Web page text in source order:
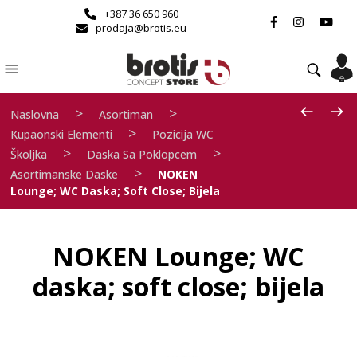
+387 36 650 960
prodaja@brotis.eu
Naslovna > Asortiman >
Kupaonski Elementi >
Pozicija WC
Školjka
> Daska Sa Poklopcem >
Asortimanske Daske >
NOKEN
Lounge; WC Daska; Soft Close; Bijela
NOKEN Lounge; WC
daska; soft close; bijela